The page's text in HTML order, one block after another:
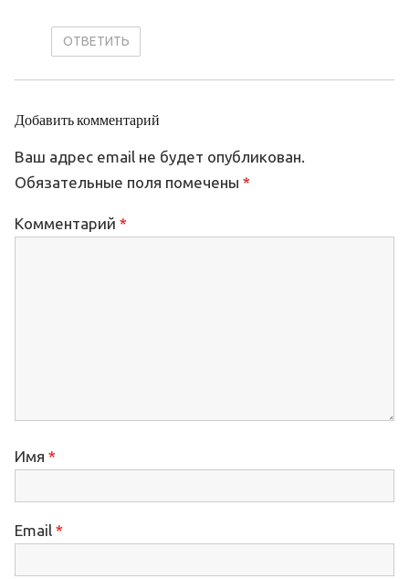
ОТВЕТИТЬ
Добавить комментарий
Ваш адрес email не будет опубликован.
Обязательные поля помечены *
Комментарий *
Имя *
Email *